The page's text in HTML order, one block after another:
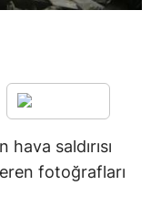
hava saldırısı
fotoğrafları